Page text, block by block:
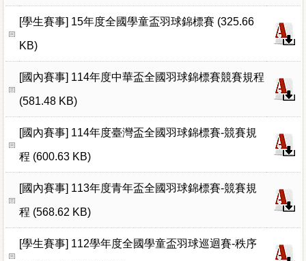
[學生賽事] 15年度全國學童盃羽球錦標賽 (325.66
KB)
[國內賽事] 114年度中華盃全國羽球錦標賽競賽規程
(581.48 KB)
[國內賽事] 114年度臺灣盃全國羽球錦標賽-競賽規
程 (600.63 KB)
[國內賽事] 113年度青年盃全國羽球錦標賽-競賽規
程 (568.62 KB)
[學生賽事] 112學年度全國學童盃羽球巡迴賽-秩序